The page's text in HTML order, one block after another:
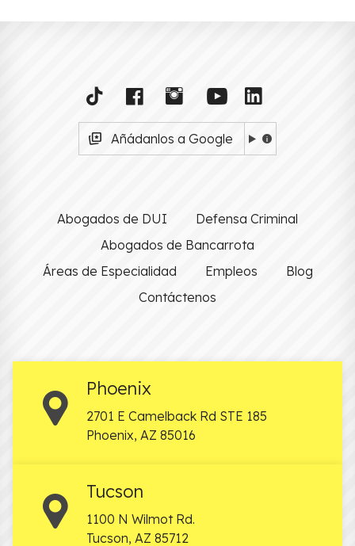
Añádanlos a Google
Abogados de DUI
Defensa Criminal
Abogados de Bancarrota
Áreas de Especialidad
Empleos
Blog
Contáctenos
Phoenix
2701 E Camelback Rd STE 185
Phoenix, AZ 85016
Tucson
1100 N Wilmot Rd.
Tucson, AZ 85712